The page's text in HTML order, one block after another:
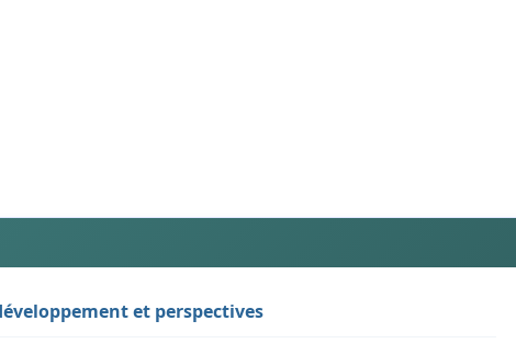
et perspectives